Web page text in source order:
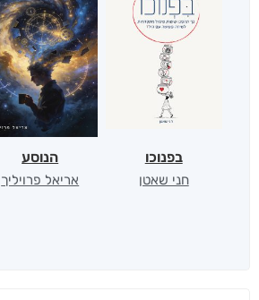
בפנוכו
חני שאטן
הנוסע
אריאל פרויליך